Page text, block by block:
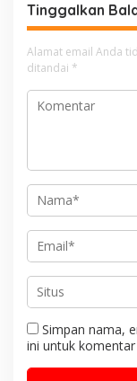
Tinggalkan
Alamat email Anda
ditandai *
Simpan nama,
ini untuk